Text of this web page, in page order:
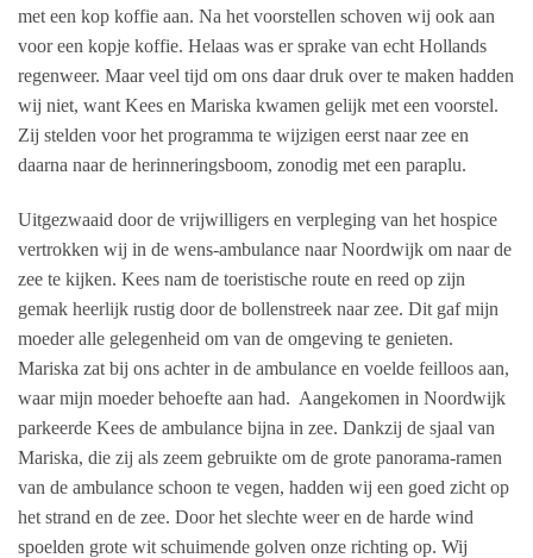
met een kop koffie aan. Na het voorstellen schoven wij ook aan
voor een kopje koffie. Helaas was er sprake van echt Hollands
regenweer. Maar veel tijd om ons daar druk over te maken hadden
wij niet, want Kees en Mariska kwamen gelijk met een voorstel.
Zij stelden voor het programma te wijzigen eerst naar zee en
daarna naar de herinneringsboom, zonodig met een paraplu.
Uitgezwaaid door de vrijwilligers en verpleging van het hospice
vertrokken wij in de wens-ambulance naar Noordwijk om naar de
zee te kijken. Kees nam de toeristische route en reed op zijn
gemak heerlijk rustig door de bollenstreek naar zee. Dit gaf mijn
moeder alle gelegenheid om van de omgeving te genieten.
Mariska zat bij ons achter in de ambulance en voelde feilloos aan,
waar mijn moeder behoefte aan had. Aangekomen in Noordwijk
parkeerde Kees de ambulance bijna in zee. Dankzij de sjaal van
Mariska, die zij als zeem gebruikte om de grote panorama-ramen
van de ambulance schoon te vegen, hadden wij een goed zicht op
het strand en de zee. Door het slechte weer en de harde wind
spoelden grote wit schuimende golven onze richting op. Wij